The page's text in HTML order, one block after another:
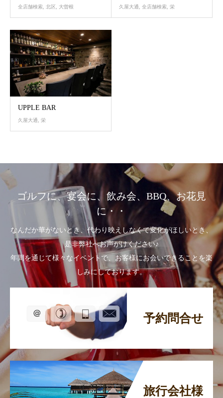
全店舗検索, 北区, 大曽根 久屋大通, 全店舗検索, 栄
UPPLE BAR
久屋大通, 栄
ゴルフに、宴会に、飲み会、BBQ、お花見
に・・
なんだか華がないとき、代わり映えしなくて変化がほしいとき、
是非弊社へお声がけください♪
年間を通じて様々なイベントで、お客様にお会いできることを楽
しみにしております。
予約問合せ
旅行会社様